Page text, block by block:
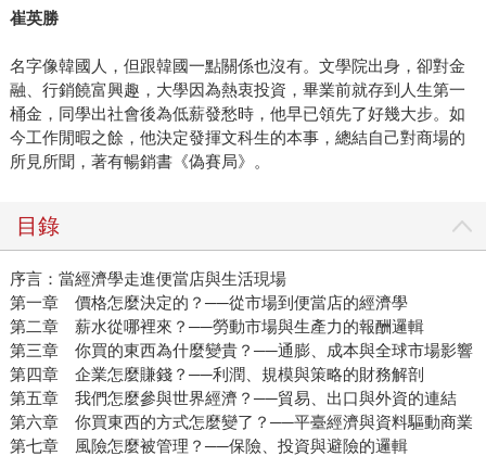
崔英勝
名字像韓國人，但跟韓國一點關係也沒有。文學院出身，卻對金
融、行銷饒富興趣，大學因為熱衷投資，畢業前就存到人生第一
桶金，同學出社會後為低薪發愁時，他早已領先了好幾大步。如
今工作閒暇之餘，他決定發揮文科生的本事，總結自己對商場的
所見所聞，著有暢銷書《偽賽局》。
目錄
序言：當經濟學走進便當店與生活現場
第一章 價格怎麼決定的？──從市場到便當店的經濟學
第二章 薪水從哪裡來？──勞動市場與生產力的報酬邏輯
第三章 你買的東西為什麼變貴？──通膨、成本與全球市場影響
第四章 企業怎麼賺錢？──利潤、規模與策略的財務解剖
第五章 我們怎麼參與世界經濟？──貿易、出口與外資的連結
第六章 你買東西的方式怎麼變了？──平臺經濟與資料驅動商業
第七章 風險怎麼被管理？──保險、投資與避險的邏輯